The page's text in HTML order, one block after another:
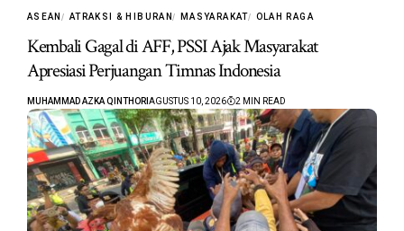
ASEAN ATRAKSI & HIBURAN MASYARAKAT OLAH RAGA
Kembali Gagal di AFF, PSSI Ajak Masyarakat
Apresiasi Perjuangan Timnas Indonesia
MUHAMMAD AZKA QINTHORI AGUSTUS 10, 2026 2 MIN READ